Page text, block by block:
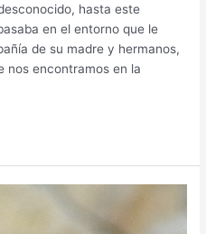
hasta este
en el entorno que le
de su madre y hermanos,
nos encontramos en la